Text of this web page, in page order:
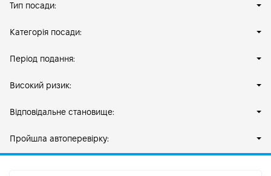
Тип посади:
Категорія посади:
Період подання:
Високий ризик:
Відповідальне становище:
Пройшла автоперевірку: